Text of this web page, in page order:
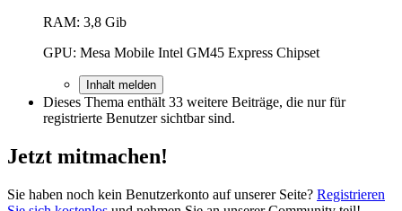
RAM: 3,8 Gib
GPU: Mesa Mobile Intel GM45 Express Chipset
Inhalt melden
Dieses Thema enthält 33 weitere Beiträge, die nur für
registrierte Benutzer sichtbar sind.
Jetzt mitmachen!
Sie haben noch kein Benutzerkonto auf unserer Seite? Registrieren